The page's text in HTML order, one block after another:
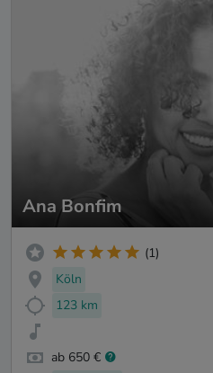
Ana Bonfim
(1)
Köln
123 km
ab 650 €